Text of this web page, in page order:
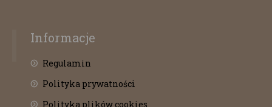
Informacje
Regulamin
Polityka prywatności
Polityka plików cookies